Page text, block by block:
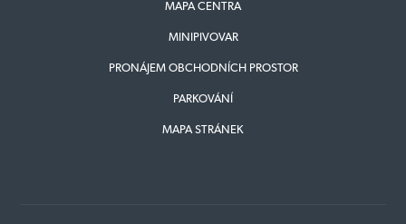
MAPA CENTRA
MINIPIVOVAR
PRONÁJEM OBCHODNÍCH PROSTOR
PARKOVÁNÍ
MAPA STRÁNEK